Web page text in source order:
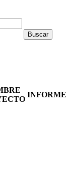
INFORME